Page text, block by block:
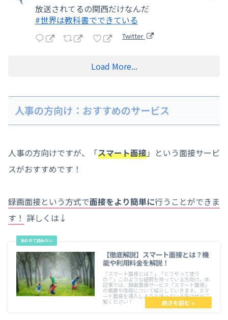
放送されてるの関西だけなんだ
#世界は教科書でできている
Twitter
Load More...
人事の方向け：おすすめのサービス
人事の方向けですが、「スマート面接」という面接サービ
スがおすすめです！
録画面接という方式で面接をより簡単に行うことができま
す！ 詳しくは↓
【徹底解説】スマート面接とは？機
能や利用料金を解説！
「スマート面接とは？」「どうやって使う
の？」このような疑問を持っている方向け。本
記事では、録画面接サービス「スマート面接」
の概要や値段について紹介していきます。スマ
ート面接を導入しようと迷っている方はぜひご
覧ください！